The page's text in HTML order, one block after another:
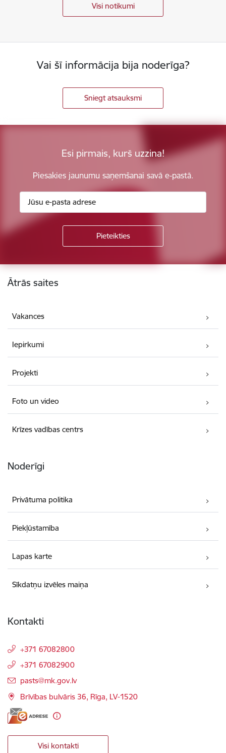
Visi notikumi
Vai šī informācija bija noderīga?
Sniegt atsauksmi
Esi pirmais, kurš uzzina!
Piesakies jaunumu saņemšanai savā e-pastā.
Kājene
Ātrās saites
Vakances
Iepirkumi
Projekti
Foto un video
Krīzes vadības centrs
Noderīgi
Privātuma politika
Piekļūstamība
Lapas karte
Sīkdatņu izvēles maiņa
Kontakti
+371 67082800
+371 67082900
E-pasts:
pasts@mk.gov.lv
Brīvības bulvāris 36, Rīga, LV-1520
Visi kontakti